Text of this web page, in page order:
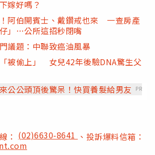
嫁好嗎？
阿伯開賓士、戴鑽戒也來 一查房產
」…公所這招秒閉嘴
議題：中聯致癌油風暴
被偷上」 女兒42年後驗DNA驚生父
公公頭頂後驚呆！快買養髮給男友
PR
： (02)6630-8641 、投訴爆料信箱：